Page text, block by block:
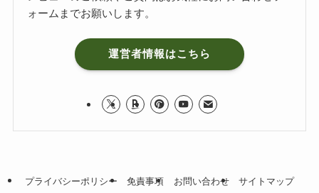
ォーム までお願いします。
運営者情報はこちら
プライバシーポリシー 免責事項 お問い合わせ サイトマップ